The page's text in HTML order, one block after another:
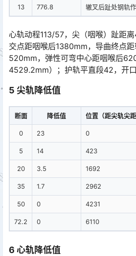
13 776.8 辙叉后趾处钢轨
心轨动程113/57，尖（咽喉）趾距
交点距咽喉后1380mm，导曲终点
520mm，弹性可弯中心距咽喉后
4529.2mm）；护轨平直段42，开
5 尖轨降低值
断面 降低值 位置（距尖轨尖
0 23 0
5 14 423
20 3.5 1692
35 1.7 2962
50 0 4231
72.2 0 6110
6 心轨降低值